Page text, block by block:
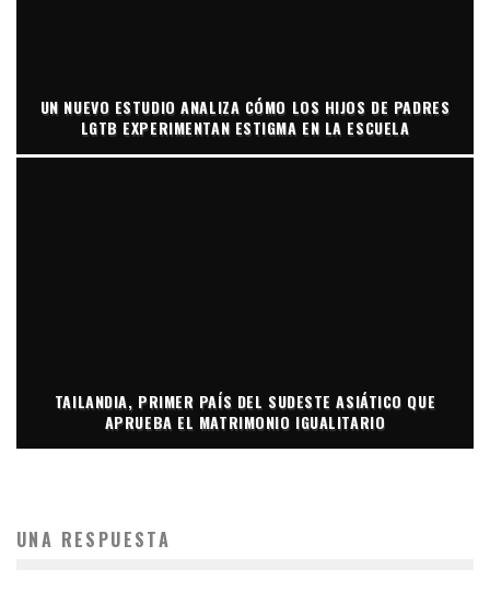
UN NUEVO ESTUDIO ANALIZA CÓMO LOS HIJOS DE PADRES
LGTB EXPERIMENTAN ESTIGMA EN LA ESCUELA
TAILANDIA, PRIMER PAÍS DEL SUDESTE ASIÁTICO QUE
APRUEBA EL MATRIMONIO IGUALITARIO
UNA RESPUESTA